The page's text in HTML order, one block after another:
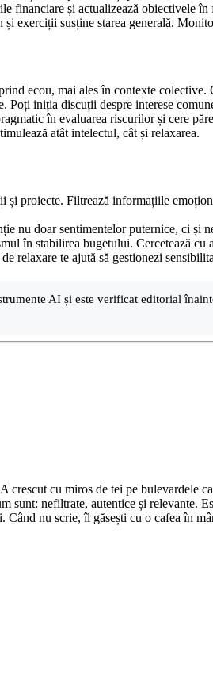
financiare și actualizează obiectivele
exerciții susține starea generală.
ecou, mai ales în contexte
iniția discuții despre interese
în evaluarea riscurilor și cere
atât intelectul, cât și relaxarea.
proiecte. Filtrează informațiile
nu doar sentimentelor puternice, ci și
în stabilirea bugetului. Cercetează cu
relaxare te ajută să gestionezi
AI și este verificat editorial
cu miros de tei pe bulevardele
sunt: nefiltrate, autentice și relevante.
nu scrie, îl găsești cu o cafea în